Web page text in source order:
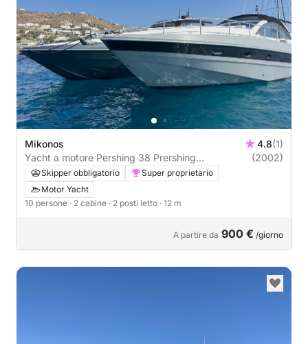
Mikonos 4.8(1)
Yacht a motore Pershing 38 Prershing
38,MYKONOS South coast,orSANTORINI,PAROS
840CV
(2002)
Skipper obbligatorio
Super proprietario
Motor Yacht
10 persone · 2 cabine · 2 posti letto · 12 m
A partire da 900 € /giorno